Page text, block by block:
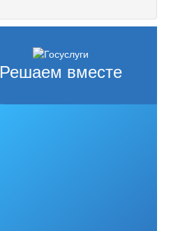
Решаем вместе